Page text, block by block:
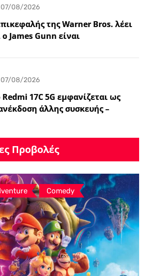
07/08/2026
της Warner Bros. λέει
ο James Gunn είναι
07/08/2026
Redmi 17C 5G εμφανίζεται ως
άλλης συσκευής –
Προβολές
, Comedy